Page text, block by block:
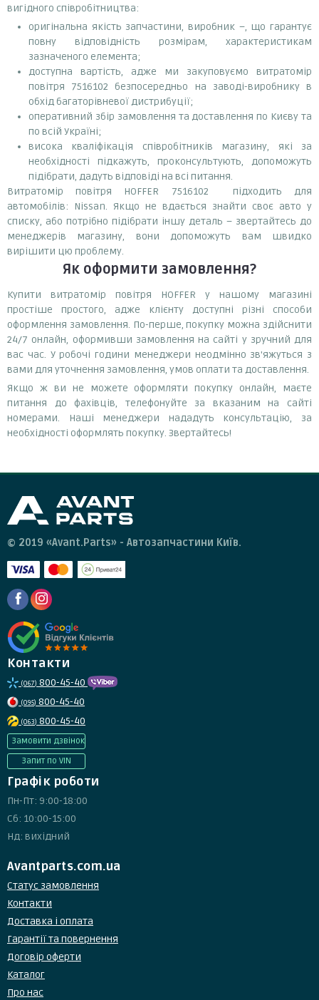
вигідного співробітництва:
оригінальна якість запчастини, виробник –, що гарантує
повну відповідність розмірам, характеристикам
зазначеного елемента;
доступна вартість, адже ми закуповуємо витратомір
повітря 7516102 безпосередньо на заводі-виробнику в
обхід багаторівневої дистрибуції;
оперативний збір замовлення та доставлення по Києву та
по всій Україні;
висока кваліфікація співробітників магазину, які за
необхідності підкажуть, проконсультують, допоможуть
підібрати, дадуть відповіді на всі питання.
Витратомір повітря HOFFER 7516102 підходить для
автомобілів: Nissan. Якщо не вдається знайти своє авто у
списку, або потрібно підібрати іншу деталь – звертайтесь до
менеджерів магазину, вони допоможуть вам швидко
вирішити цю проблему.
Як оформити замовлення?
Купити витратомір повітря HOFFER у нашому магазині
простіше простого, адже клієнту доступні різні способи
оформлення замовлення. По-перше, покупку можна здійснити
24/7 онлайн, оформивши замовлення на сайті у зручний для
вас час. У робочі години менеджери неодмінно зв'яжуться з
вами для уточнення замовлення, умов оплати та доставлення.
Якщо ж ви не можете оформляти покупку онлайн, маєте
питання до фахівців, телефонуйте за вказаним на сайті
номерами. Наші менеджери нададуть консультацію, за
необхідності оформлять покупку. Звертайтесь!
© 2019 «Avant.Parts» - Автозапчастини Київ.
Контакти
(067) 800-45-40
(095) 800-45-40
(063) 800-45-40
Замовити дзвінок
Запит по VIN
Графік роботи
Пн-Пт: 9:00-18:00
Сб: 10:00-15:00
Нд: вихідний
Avantparts.com.ua
Статус замовлення
Контакти
Доставка і оплата
Гарантії та повернення
Договір оферти
Каталог
Про нас